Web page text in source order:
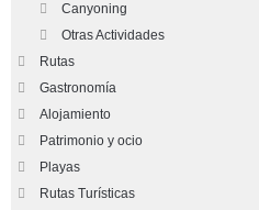
Canyoning
Otras Actividades
Rutas
Gastronomía
Alojamiento
Patrimonio y ocio
Playas
Rutas Turísticas